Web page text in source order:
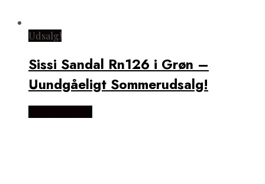
Udsalg!
Sissi Sandal Rn126 i Grøn –
Uundgåeligt Sommerudsalg!